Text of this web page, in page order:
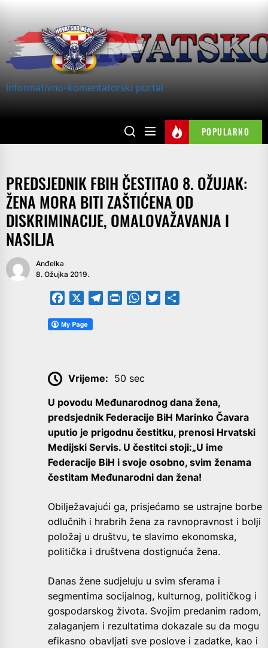
content
Informativno-komentatorski portal
POPULARNO
PREDSJEDNIK FBIH ČESTITAO 8. OŽUJAK:
ŽENA MORA BITI ZAŠTIĆENA OD
DISKRIMINACIJE, OMALOVAŽAVANJA I
NASILJA
Anđelka
8. Ožujka 2019.
Facebook TelegramPrintFriendly
WhatsApp
Twitter
Vrijeme: 50 sec
U povodu Međunarodnog dana žena,
predsjednik Federacije BiH Marinko Čavara
uputio je prigodnu čestitku, prenosi Hrvatski
Medijski Servis. U čestitci stoji:„U ime
Federacije BiH i svoje osobno, svim ženama
čestitam Međunarodni dan žena!
Obilježavajući ga, prisjećamo se ustrajne borbe
odlučnih i hrabrih žena za ravnopravnost i bolji
položaj u društvu, te slavimo ekonomska,
politička i društvena dostignuća žena.
Danas žene sudjeluju u svim sferama i
segmentima socijalnog, kulturnog, političkog i
gospodarskog života. Svojim predanim radom,
zalaganjem i rezultatima dokazale su da mogu
efikasno obavljati sve poslove i zadatke, kao i